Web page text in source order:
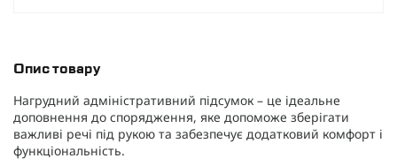
Опис товару
Нагрудний адміністративний підсумок – це ідеальне
доповнення до спорядження, яке допоможе зберігати
важливі речі під рукою та забезпечує додатковий комфорт і
функціональність.